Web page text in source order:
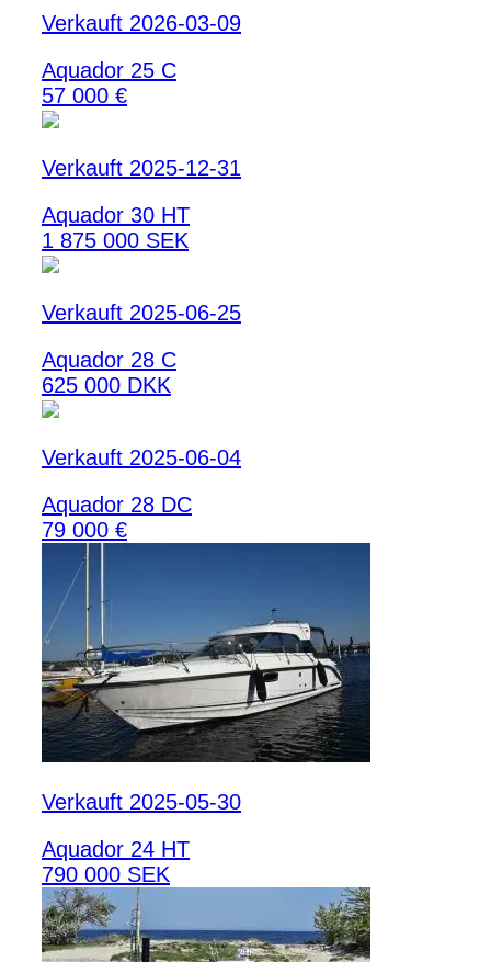
Verkauft 2026-03-09
Aquador 25 C
57 000 €
Verkauft 2025-12-31
Aquador 30 HT
1 875 000 SEK
Verkauft 2025-06-25
Aquador 28 C
625 000 DKK
Verkauft 2025-06-04
Aquador 28 DC
79 000 €
Verkauft 2025-05-30
Aquador 24 HT
790 000 SEK